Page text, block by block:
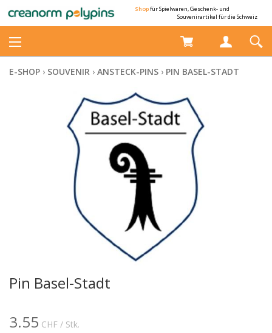
Shopfür Spielwaren, Geschenk- und
Souvenirartikel für die Schweiz
E-SHOP › SOUVENIR › ANSTECK-PINS › PIN BASEL-STADT
Pin Basel-Stadt
3.55 CHF / Stk.